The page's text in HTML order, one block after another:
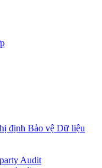
định Bảo vệ Dữ liệu
Audit